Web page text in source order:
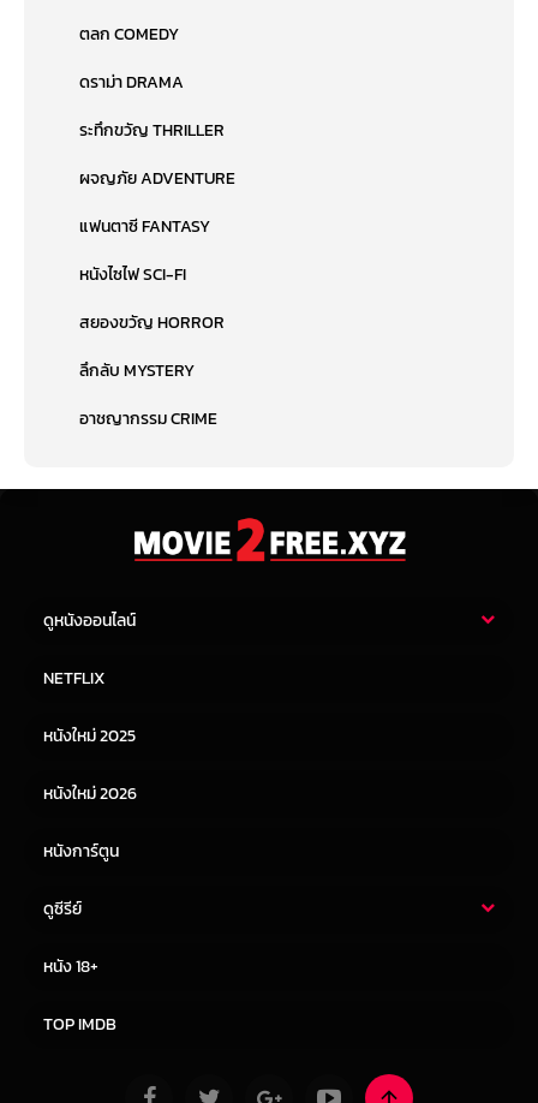
ตลก COMEDY
ดราม่า DRAMA
ระทึกขวัญ THRILLER
ผจญภัย ADVENTURE
แฟนตาซี FANTASY
หนังไซไฟ SCI-FI
สยองขวัญ HORROR
ลึกลับ MYSTERY
อาชญากรรม CRIME
ดูหนังออนไลน์
หนังจีน
NETFLIX
หนังใหม่ 2025
หนังใหม่ 2026
หนังการ์ตูน
ดูซีรีย์
หนัง 18+
TOP IMDB